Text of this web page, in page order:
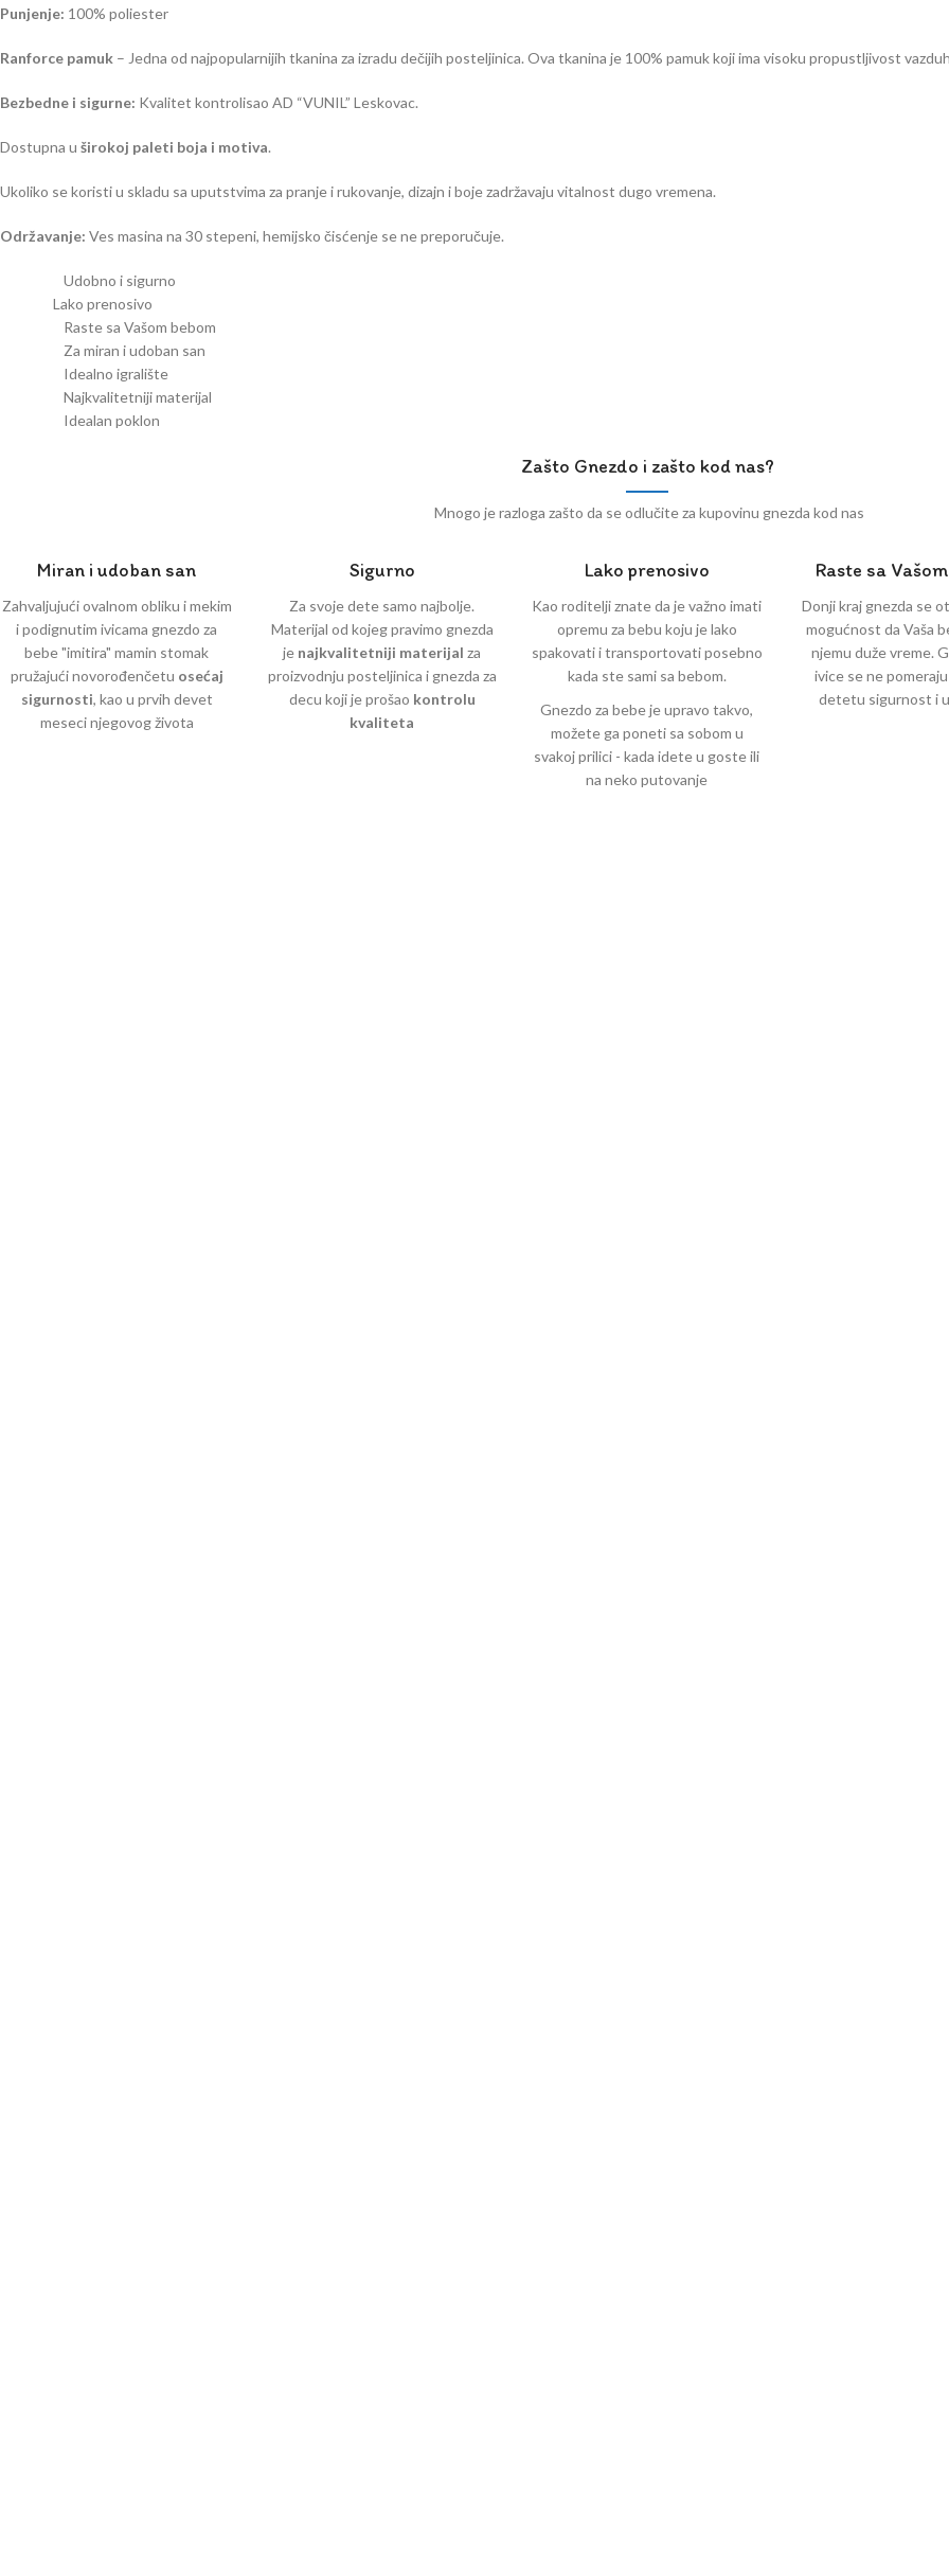
Punjenje: 100% poliester
Ranforce pamuk – Jedna od najpopularnijih tkanina za izradu dečijih posteljinica. Ova tkanina je 100% pamuk koji ima visoku propustljivost
Bezbedne i sigurne: Kvalitet kontrolisao AD “VUNIL” Leskovac.
Dostupna u širokoj paleti boja i motiva.
Ukoliko se koristi u skladu sa uputstvima za pranje i rukovanje, dizajn i boje zadržavaju vitalnost dugo vremena.
Održavanje: Ves masina na 30 stepeni, hemijsko čisćenje se ne preporučuje.
Udobno i sigurno
Lako prenosivo
Raste sa Vašom bebom
Za miran i udoban san
Idealno igralište
Najkvalitetniji materijal
Idealan poklon
Zašto Gnezdo i zašto kod nas?
Mnogo je razloga zašto da se odlučite za kupovinu gnezda kod nas
Miran i udoban san
Zahvaljujući ovalnom obliku i mekim
i podignutim ivicama gnezdo za
bebe "imitira" mamin stomak
pružajući novorođenčetu osećaj
sigurnosti, kao u prvih devet
meseci njegovog života
Sigurno
Za svoje dete samo najbolje.
Materijal od kojeg pravimo gnezda
je najkvalitetniji materijal za
proizvodnju posteljinica i gnezda za
decu koji je prošao kontrolu
kvaliteta
Lako prenosivo
Kao roditelji znate da je važno imati
opremu za bebu koju je lako
spakovati i transportovati posebno
kada ste sami sa bebom.
Gnezdo za bebe je upravo takvo,
možete ga poneti sa sobom u
svakoj prilici - kada idete u goste ili
na neko putovanje
Raste sa
Donji kraj gnezda se
mogućnost da Vaša
njemu duže vreme.
ivice se ne
detetu sigurnost i